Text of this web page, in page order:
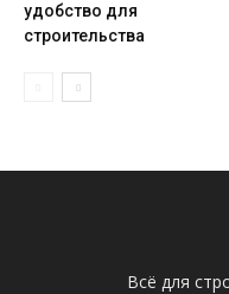
удобство для
строительства
Всё для